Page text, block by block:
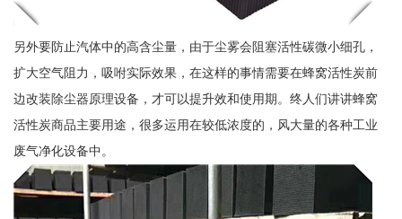
另外要防止汽体中的高含尘量，由于尘雾会阻塞活性碳微小细孔，
扩大空气阻力，吸咐实际效果，在这样的事情需要在蜂窝活性炭前
边改装除尘器原理设备，才可以提升效和使用期。终人们讲讲蜂窝
活性炭商品主要用途，很多运用在较低浓度的，风大量的各种工业
废气净化设备中。